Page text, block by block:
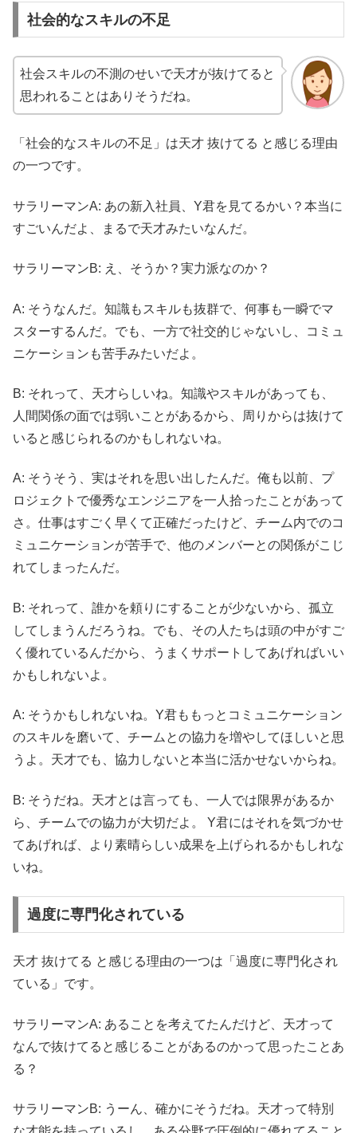
社会的なスキルの不足
社会スキルの不測のせいで天才が抜けてると
思われることはありそうだね。
「社会的なスキルの不足」は天才 抜けてる と感じる理由
の一つです。
サラリーマンA: あの新入社員、Y君を見てるかい？本当に
すごいんだよ、まるで天才みたいなんだ。
サラリーマンB: え、そうか？実力派なのか？
A: そうなんだ。知識もスキルも抜群で、何事も一瞬でマ
スターするんだ。でも、一方で社交的じゃないし、コミュ
ニケーションも苦手みたいだよ。
B: それって、天才らしいね。知識やスキルがあっても、
人間関係の面では弱いことがあるから、周りからは抜けて
いると感じられるのかもしれないね。
A: そうそう、実はそれを思い出したんだ。俺も以前、プ
ロジェクトで優秀なエンジニアを一人拾ったことがあって
さ。仕事はすごく早くて正確だったけど、チーム内でのコ
ミュニケーションが苦手で、他のメンバーとの関係がこじ
れてしまったんだ。
B: それって、誰かを頼りにすることが少ないから、孤立
してしまうんだろうね。でも、その人たちは頭の中がすご
く優れているんだから、うまくサポートしてあげればいい
かもしれないよ。
A: そうかもしれないね。Y君ももっとコミュニケーション
のスキルを磨いて、チームとの協力を増やしてほしいと思
うよ。天才でも、協力しないと本当に活かせないからね。
B: そうだね。天才とは言っても、一人では限界があるか
ら、チームでの協力が大切だよ。 Y君にはそれを気づかせ
てあげれば、より素晴らしい成果を上げられるかもしれな
いね。
過度に専門化されている
天才 抜けてる と感じる理由の一つは「過度に専門化され
ている」です。
サラリーマンA: あることを考えてたんだけど、天才って
なんで抜けてると感じることがあるのかって思ったことあ
る？
サラリーマンB: うーん、確かにそうだね。天才って特別